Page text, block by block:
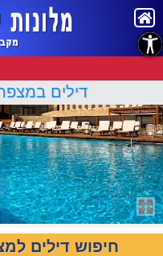
דילים
חיפוש דילים
נגישות